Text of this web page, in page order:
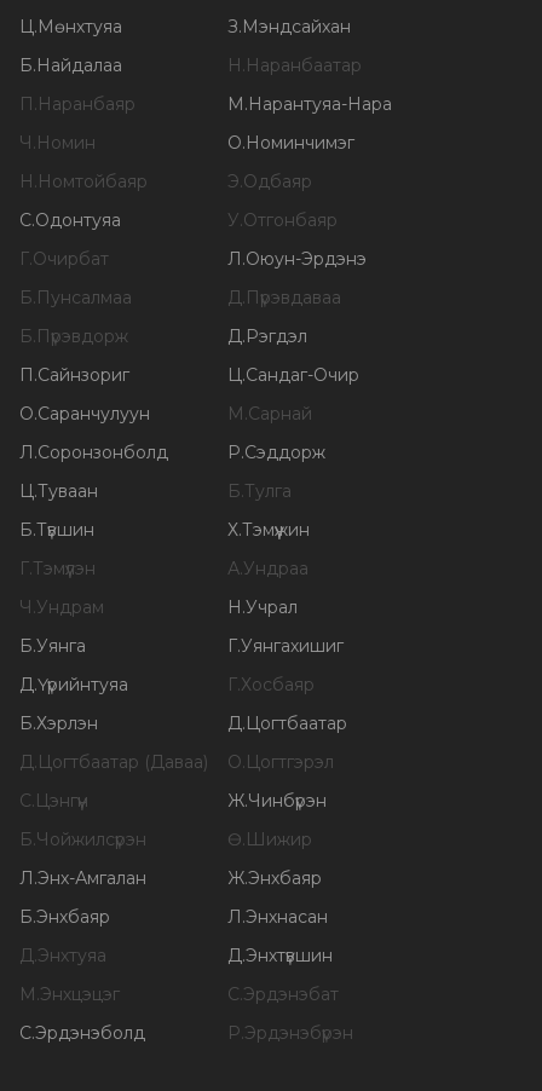
Ц.Мөнхтуяа З.Мэндсайхан
Б.Найдалаа Н.Наранбаатар
П.Наранбаяр М.Нарантуяа-Нара
Ч.Номин О.Номинчимэг
Н.Номтойбаяр Э.Одбаяр
С.Одонтуяа У.Отгонбаяр
Г.Очирбат Л.Оюун-Эрдэнэ
Б.Пунсалмаа Д.Пүрэвдаваа
Б.Пүрэвдорж Д.Рэгдэл
П.Сайнзориг Ц.Сандаг-Очир
О.Саранчулуун М.Сарнай
Л.Соронзонболд Р.Сэддорж
Ц.Туваан Б.Тулга
Б.Түвшин Х.Тэмүүжин
Г.Тэмүүлэн А.Ундраа
Ч.Ундрам Н.Учрал
Б.Уянга Г.Уянгахишиг
Д.Үүрийнтуяа Г.Хосбаяр
Б.Хэрлэн Д.Цогтбаатар
Д.Цогтбаатар (Даваа) О.Цогтгэрэл
С.Цэнгүүн Ж.Чинбүрэн
Б.Чойжилсүрэн Ө.Шижир
Л.Энх-Амгалан Ж.Энхбаяр
Б.Энхбаяр Л.Энхнасан
Д.Энхтуяа Д.Энхтүвшин
М.Энхцэцэг С.Эрдэнэбат
С.Эрдэнэболд Р.Эрдэнэбүрэн